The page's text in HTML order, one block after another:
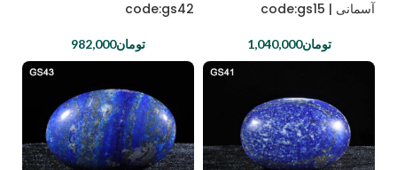
آسمانی | code:gs15
تومان1,040,000
code:gs42
تومان982,000